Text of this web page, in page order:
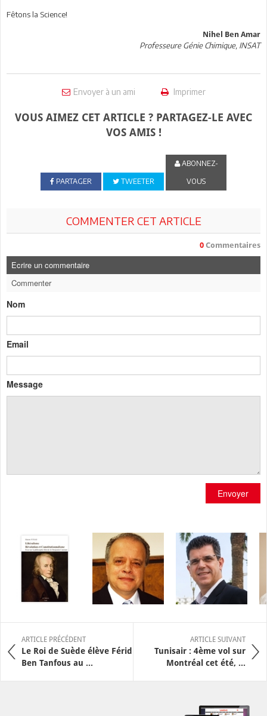
Fêtons la Science!
Nihel Ben Amar
Professeure Génie Chimique, INSAT
Envoyer à un ami Imprimer
VOUS AIMEZ CET ARTICLE ? PARTAGEZ-LE AVEC
VOS AMIS !
PARTAGER TWEETER
ABONNEZ-
VOUS
COMMENTER CET ARTICLE
0 Commentaires
Ecrire un commentaire
Commenter
Nom
Email
Message
Envoyer
ARTICLE PRÉCÉDENT
Le Roi de Suède élève Férid
Ben Tanfous au ...
ARTICLE SUIVANT
Tunisair : 4ème vol sur
Montréal cet été, ...